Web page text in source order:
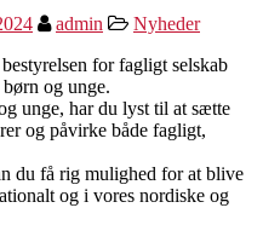
admin
Nyheder
for fagligt selskab
og unge.
unge, har du lyst til at sætte
og påvirke både fagligt,
du få rig mulighed for at blive
og i vores nordiske og